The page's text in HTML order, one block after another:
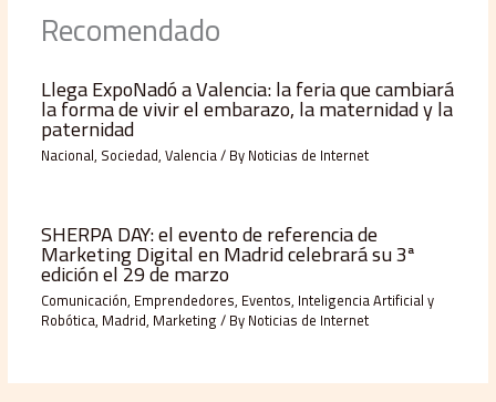
Recomendado
Llega ExpoNadó a Valencia: la feria que cambiará
la forma de vivir el embarazo, la maternidad y la
paternidad
Nacional, Sociedad,Valencia/ ByNoticias de Internet
SHERPA DAY: el evento de referencia de
Marketing Digital en Madrid celebrará su 3ª
edición el 29 de marzo
Comunicación, Emprendedores, Eventos, Inteligencia Artificial y
Robótica, Madrid, Marketing/ ByNoticias de Internet